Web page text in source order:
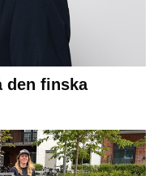
den finska